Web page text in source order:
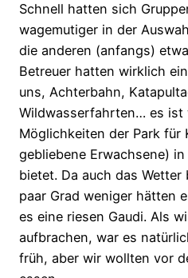
Schnell hatten sich
wagemutiger in der
die anderen (anfangs)
Betreuer hatten wirklich
uns, Achterbahn,
Wildwasserfahrten… es ist
Möglichkeiten der Park für
gebliebene Erwachsene)
bietet. Da auch das
paar Grad weniger hätten
es eine riesen Gaudi. Als
aufbrachen, war es
früh, aber wir wollten vor